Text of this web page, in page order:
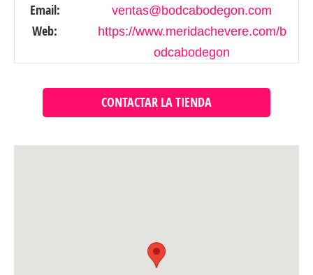
Email: ventas@bodcabodegon.com
Web:
https://www.meridachevere.com/b
odcabodegon
CONTACTAR LA TIENDA